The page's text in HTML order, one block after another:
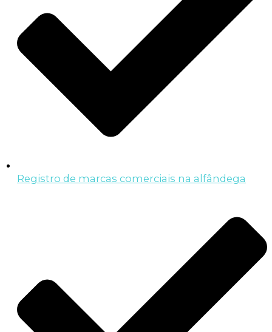
Registro de marcas comerciais na alfândega